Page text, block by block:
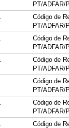
PT/ADFAR/
Código de
PT/ADFAR/
Código de
PT/ADFAR/
Código de
PT/ADFAR/
Código de
PT/ADFAR/
Código de
PT/ADFAR/
Código de